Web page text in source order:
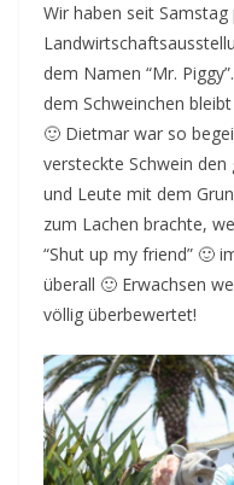
Wir haben seit Samstag
dem Namen “Mr.
dem Schweinchen
🙂 Dietmar war so
versteckte Schwein
und Leute mit dem
zum Lachen brachte,
“Shut up my friend” 🙂
überall 🙂 Erwachsen
völlig überbewertet!